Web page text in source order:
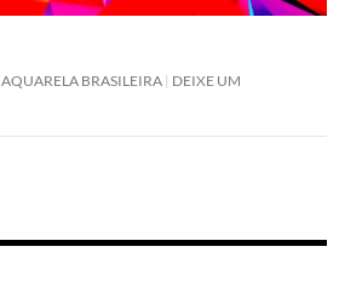
AQUARELA BRASILEIRA DEIXE UM